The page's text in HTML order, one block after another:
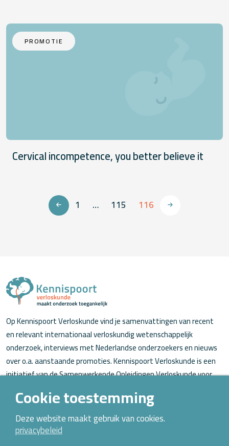
PROMOTIE
Cervical incompetence, you better believe it
1 … 115 116
Op Kennispoort Verloskunde vind je samenvattingen van recent
en relevant internationaal verloskundig wetenschappelijk
onderzoek, interviews met Nederlandse onderzoekers en nieuws
over o.a. aanstaande promoties. Kennispoort Verloskunde is een
initiatief van de Samenwerkende Opleidingen Verloskunde voor
Over Kennispoort Verloskunde
Contact
Cookie toestemming
Deze website maakt gebruik van cookies.
privacybeleid